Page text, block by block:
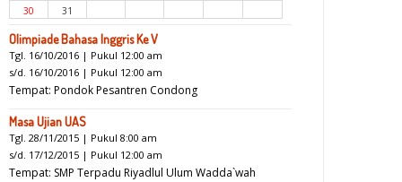
30
31
Olimpiade Bahasa Inggris Ke V
Tgl. 16/10/2016 | Pukul 12:00 am
s/d. 16/10/2016 | Pukul 12:00 am
Tempat: Pondok Pesantren Condong
Masa Ujian UAS
Tgl. 28/11/2015 | Pukul 8:00 am
s/d. 17/12/2015 | Pukul 12:00 am
Tempat: SMP Terpadu Riyadlul Ulum Wadda`wah